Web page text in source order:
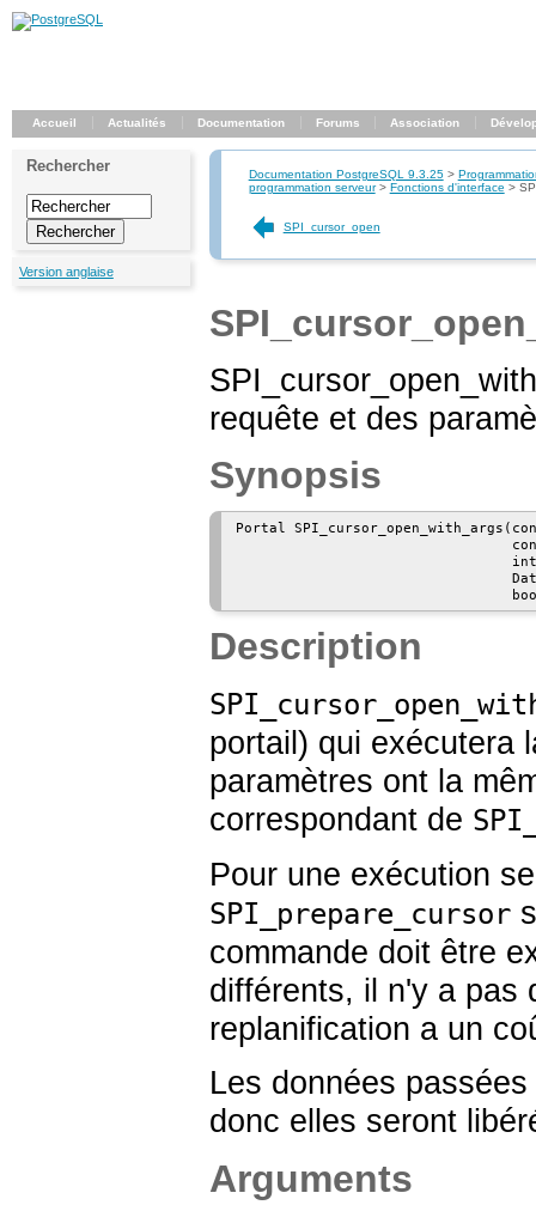
Accueil Actualités Documentation Forums Association
Rechercher
Version anglaise
Documentation PostgreSQL 9.3.25>
programmation serveur> Fonctions d'interface >
SPI_cursor_open
requête et des
Synopsis
Portal
Description
portail) qui exécutera
paramètres ont la
correspondant de
Pour une exécution
SPI_prepare_cursor
commande doit être
différents, il n'y a pas
replanification a un
Les données
donc elles seront
Arguments